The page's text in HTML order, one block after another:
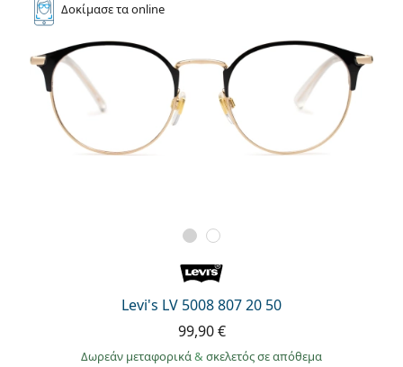
Δοκίμασετα online
Levi's LV 5008 807 20 50
99,90 €
Δωρεάν μεταφορικά& σκελετός σε απόθεμα